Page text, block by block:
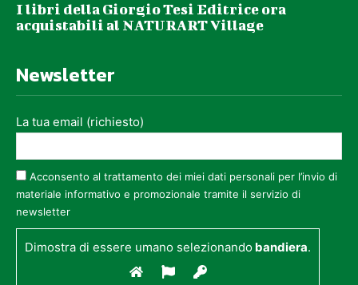
I libri della Giorgio Tesi Editrice ora
acquistabili al NATURART Village
Newsletter
La tua email (richiesto)
Acconsento al trattamento dei miei dati personali per l’invio di
materiale informativo e promozionale tramite il servizio di
newsletter
Dimostra di essere umano selezionando bandiera.